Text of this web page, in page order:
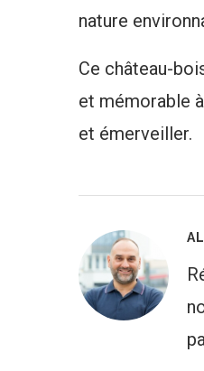
nature
Ce château-
et mémorable
et émerveiller.